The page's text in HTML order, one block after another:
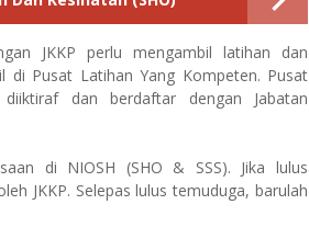
JKKP perlu mengambil latihan dan
di Pusat Latihan Yang Kompeten. Pusat
dan berdaftar dengan Jabatan
di NIOSH (SHO & SSS). Jika lulus
JKKP. Selepas lulus temuduga, barulah